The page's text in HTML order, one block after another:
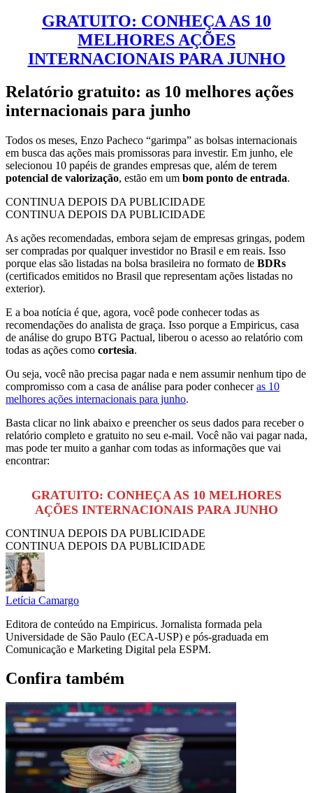
GRATUITO: CONHEÇA AS 10
MELHORES AÇÕES
INTERNACIONAIS PARA JUNHO
Relatório gratuito: as 10 melhores ações
internacionais para junho
Todos os meses, Enzo Pacheco “garimpa” as bolsas internacionais
em busca das ações mais promissoras para investir. Em junho, ele
selecionou 10 papéis de grandes empresas que, além de terem
potencial de valorização, estão em um bom ponto de entrada.
CONTINUA DEPOIS DA PUBLICIDADE
CONTINUA DEPOIS DA PUBLICIDADE
As ações recomendadas, embora sejam de empresas gringas, podem
ser compradas por qualquer investidor no Brasil e em reais. Isso
porque elas são listadas na bolsa brasileira no formato de BDRs
(certificados emitidos no Brasil que representam ações listadas no
exterior).
E a boa notícia é que, agora, você pode conhecer todas as
recomendações do analista de graça. Isso porque a Empiricus, casa
de análise do grupo BTG Pactual, liberou o acesso ao relatório com
todas as ações como cortesia.
Ou seja, você não precisa pagar nada e nem assumir nenhum tipo de
compromisso com a casa de análise para poder conheceras 10
melhores ações internacionais para junho.
Basta clicar no link abaixo e preencher os seus dados para receber o
relatório completo e gratuito no seu e-mail. Você não vai pagar nada,
mas pode ter muito a ganhar com todas as informações que vai
encontrar:
GRATUITO: CONHEÇA AS 10 MELHORES
AÇÕES INTERNACIONAIS PARA JUNHO
CONTINUA DEPOIS DA PUBLICIDADE
CONTINUA DEPOIS DA PUBLICIDADE
Letícia Camargo
Editora de conteúdo na Empiricus. Jornalista formada pela
Universidade de São Paulo (ECA-USP) e pós-graduada em
Comunicação e Marketing Digital pela ESPM.
Confira também